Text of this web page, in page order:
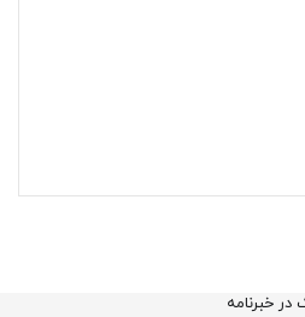
در خبرنامه